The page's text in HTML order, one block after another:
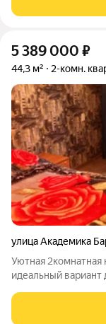
стеклопакеты,
5 389 000 ₽
44,3 м² 2-комн.
улица Академика
Уютная 2комнатная
идеальный вариант
развитой
квартире? Комфорт